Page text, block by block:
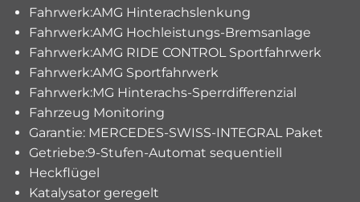
Fahrwerk:AMG Hinterachslenkung
Fahrwerk:AMG Hochleistungs-Bremsanlage
Fahrwerk:AMG RIDE CONTROL Sportfahrwerk
Fahrwerk:AMG Sportfahrwerk
Fahrwerk:MG Hinterachs-Sperrdifferenzial
Fahrzeug Monitoring
Garantie: MERCEDES-SWISS-INTEGRAL Paket
Getriebe:9-Stufen-Automat sequentiell
Heckflügel
Katalysator geregelt